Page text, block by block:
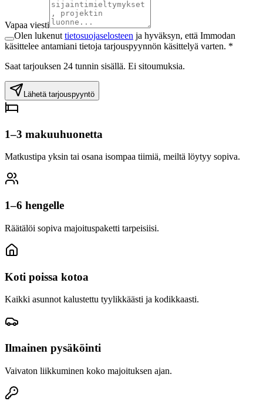
Vapaa viesti
Olen lukenut tietosuojaselosteen ja hyväksyn, että Immodan
käsittelee antamiani tietoja tarjouspyynnön käsittelyä varten. *
Saat tarjouksen 24 tunnin sisällä. Ei sitoumuksia.
Lähetä tarjouspyyntö
1–3 makuuhuonetta
Matkustipa yksin tai osana isompaa tiimiä, meiltä löytyy sopiva.
1–6 hengelle
Räätälöi sopiva majoituspaketti tarpeisiisi.
Koti poissa kotoa
Kaikki asunnot kalustettu tyylikkäästi ja kodikkaasti.
Ilmainen pysäköinti
Vaivaton liikkuminen koko majoituksen ajan.